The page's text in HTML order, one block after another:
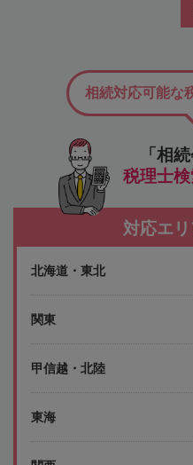
「相
税理士
相続対応可能な
対応エ
北海道・東北
関東
甲信越・北陸
東海